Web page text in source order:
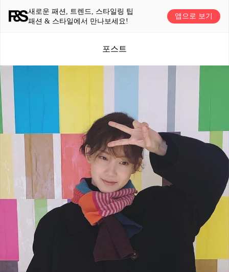
새로운 패션, 트렌드, 스타일링 팁
패션 & 스타일에서 만나보세요!
앱으로 보기
포스트